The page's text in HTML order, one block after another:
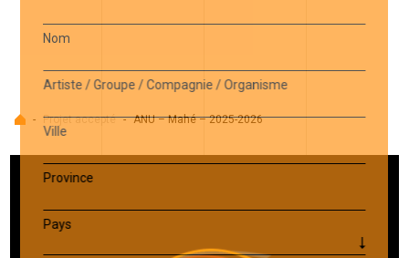
Accueil
- Projet accepté - ANU – Mahé – 2025-2026
Nom
Artiste / Groupe / Compagnie / Organisme
Ville
Province
Pays